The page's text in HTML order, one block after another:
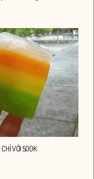
CHỈ VỚI 500K